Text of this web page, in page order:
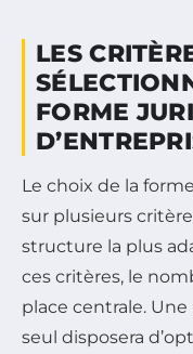
LES
FORME
Le choix de la
sur plusieurs
structure la plus
ces critères, le
place centrale.
seul disposera